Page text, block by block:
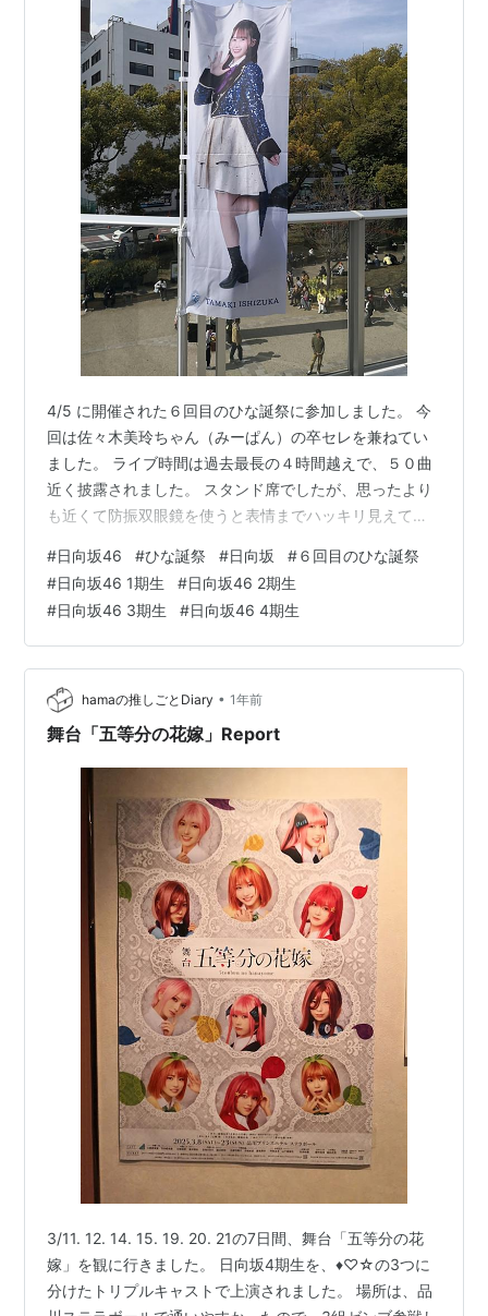
4/5 に開催された６回目のひな誕祭に参加しました。 今
回は佐々木美玲ちゃん（みーぱん）の卒セレを兼ねてい
ました。 ライブ時間は過去最長の４時間越えで、５０曲
近く披露されました。 スタンド席でしたが、思ったより
も近くて防振双眼鏡を使うと表情までハッキリ見えて大
も盛り上がっていました。 個人的には、オーバーチャの
録音に参加できて嬉しかったのと、ハマスタのペンライ
ト虹色を見ることができて感動しました。 キャプテンで
ある佐々木久美ちゃんの卒セレを兼ねた２日目は配信で
見ましたが、長濱ねるちゃんとOG達が出てきてビックリ
しました。メンバーからのキャプテン…
#日向坂46 #ひな誕祭 #日向坂 #６回目のひな誕祭
#日向坂46 1期生 #日向坂46 2期生
#日向坂46 3期生 #日向坂46 4期生
hamaの推しごとDiary • 1年前
舞台「五等分の花嫁」Report
3/11. 12. 14. 15. 19. 20. 21の7日間、舞台「五等分の花
嫁」を観に行きました。 日向坂4期生を、♦♡☆の3つに
分けたトリプルキャストで上演されました。 場所は、品